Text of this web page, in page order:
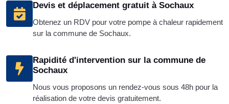
Devis et déplacement gratuit à Sochaux
Obtenez un RDV pour votre pompe à chaleur rapidement
sur la commune de Sochaux.
Rapidité d'intervention sur la commune de
Sochaux
Nous vous proposons un rendez-vous sous 48h pour la
réalisation de votre devis gratuitement.